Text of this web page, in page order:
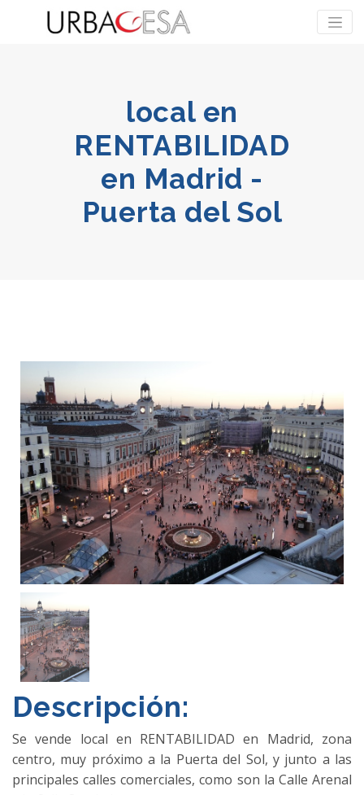
local en
RENTABILIDAD
en Madrid -
Puerta del Sol
Descripción:
Se vende local en RENTABILIDAD en Madrid, zona
centro, muy próximo a la Puerta del Sol, y junto a las
principales calles comerciales, como son la Calle Arenal